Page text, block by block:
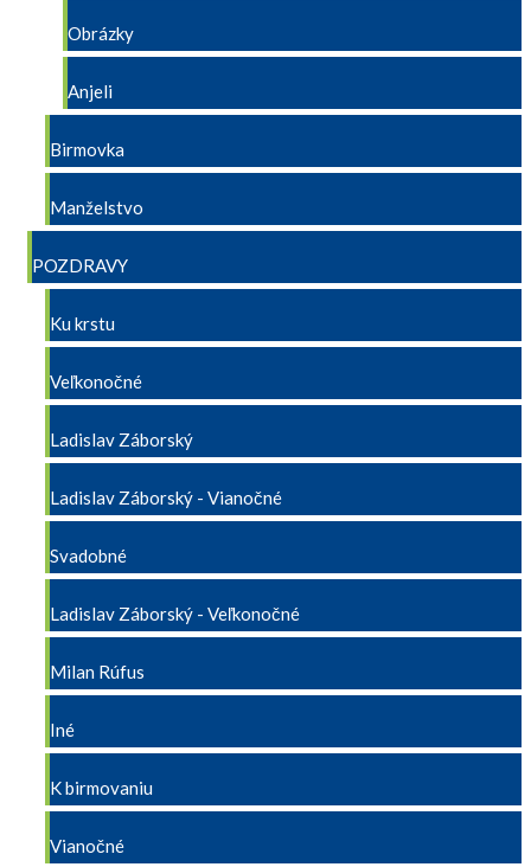
Obrázky
Anjeli
Birmovka
Manželstvo
POZDRAVY
Ku krstu
Veľkonočné
Ladislav Záborský
Ladislav Záborský - Vianočné
Svadobné
Ladislav Záborský - Veľkonočné
Milan Rúfus
Iné
K birmovaniu
Vianočné